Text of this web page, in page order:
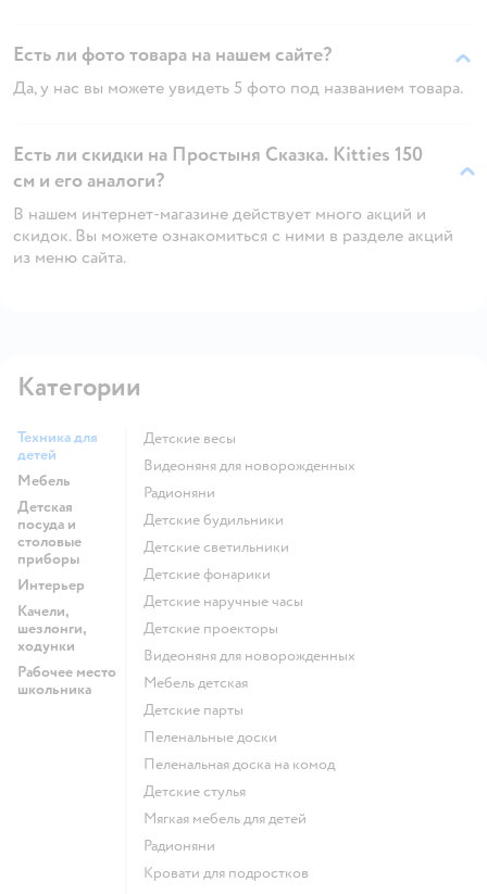
Есть ли фото товара на нашем сайте?
Да, у нас вы можете увидеть 5 фото под названием товара.
Есть ли скидки на Простыня Сказка. Kitties 150
см и его аналоги?
В нашем интернет-магазине действует много акций и
скидок. Вы можете ознакомиться с ними в разделе акций
из меню сайта.
Категории
Техника для
детей
Мебель
Детская
посуда и
столовые
приборы
Интерьер
Качели,
шезлонги,
ходунки
Рабочее место
школьника
Детские весы
Видеоняня для новорожденных
Радионяни
Детские будильники
Детские светильники
Детские фонарики
Детские наручные часы
Детские проекторы
Видеоняня для новорожденных
Мебель детская
Детские парты
Пеленальные доски
Пеленальная доска на комод
Детские стулья
Мягкая мебель для детей
Радионяни
Кровати для подростков